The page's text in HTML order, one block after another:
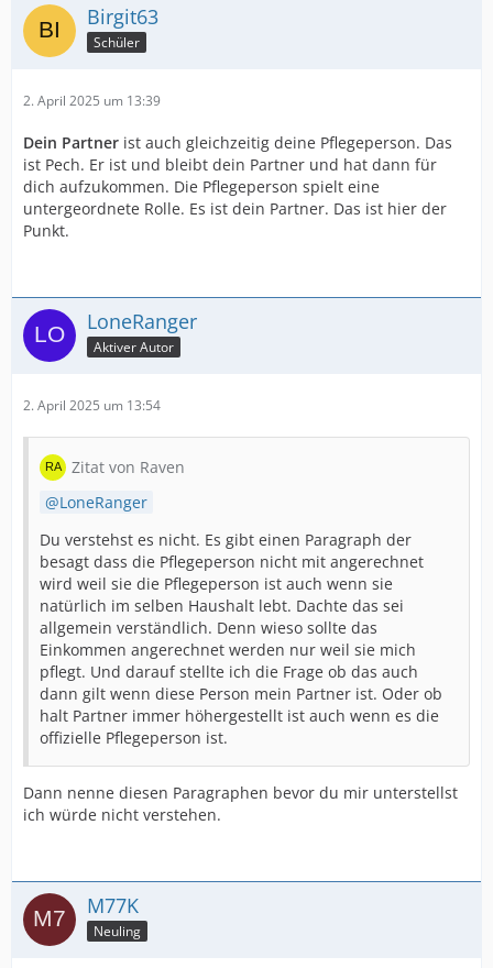
Birgit63
Schüler
2. April 2025 um 13:39
Dein Partner ist auch gleichzeitig deine Pflegeperson. Das
ist Pech. Er ist und bleibt dein Partner und hat dann für
dich aufzukommen. Die Pflegeperson spielt eine
untergeordnete Rolle. Es ist dein Partner. Das ist hier der
Punkt.
LoneRanger
Aktiver Autor
2. April 2025 um 13:54
Zitat von Raven
LoneRanger
Du verstehst es nicht. Es gibt einen Paragraph der
besagt dass die Pflegeperson nicht mit angerechnet
wird weil sie die Pflegeperson ist auch wenn sie
natürlich im selben Haushalt lebt. Dachte das sei
allgemein verständlich. Denn wieso sollte das
Einkommen angerechnet werden nur weil sie mich
pflegt. Und darauf stellte ich die Frage ob das auch
dann gilt wenn diese Person mein Partner ist. Oder ob
halt Partner immer höhergestellt ist auch wenn es die
offizielle Pflegeperson ist.
Dann nenne diesen Paragraphen bevor du mir unterstellst
ich würde nicht verstehen.
M77K
Neuling